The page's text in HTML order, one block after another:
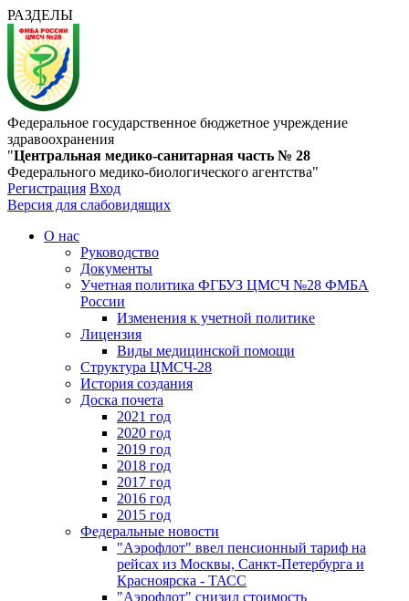
РАЗДЕЛЫ
Федеральное государственное бюджетное учреждение
здравоохранения
"Центральная медико-санитарная часть № 28
Федерального медико-биологического агентства"
Регистрация Вход
Версия для слабовидящих
О нас
Руководство
Документы
Учетная политика ФГБУЗ ЦМСЧ №28 ФМБА
России
Изменения к учетной политике
Лицензия
Виды медицинской помощи
Структура ЦМСЧ-28
История создания
Доска почета
2021 год
2020 год
2019 год
2018 год
2017 год
2016 год
2015 год
Федеральные новости
"Аэрофлот" ввел пенсионный тариф на
рейсах из Москвы, Санкт-Петербурга и
Красноярска - ТАСС
"Аэрофлот" снизил стоимость